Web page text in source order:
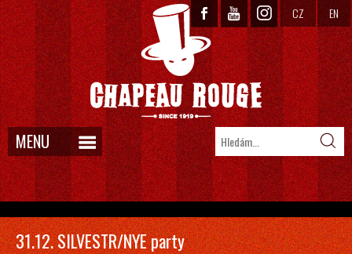
CZ EN
MENU
31.12. SILVESTR/NYE party